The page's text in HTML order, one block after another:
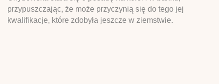
przypuszczając, że może przyczynią się do tego jej
kwalifikacje, które zdobyła jeszcze w ziemstwie.